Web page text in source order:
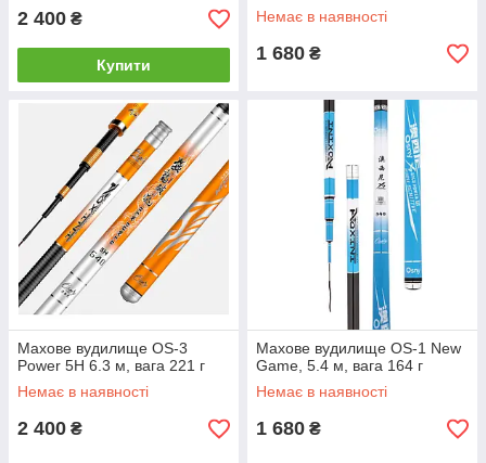
2 400 ₴
Купити
Немає в наявності
1 680 ₴
Махове вудилище OS-3
Power 5H 6.3 м, вага 221 г
Немає в наявності
2 400 ₴
Махове вудилище OS-1 New
Game, 5.4 м, вага 164 г
Немає в наявності
1 680 ₴